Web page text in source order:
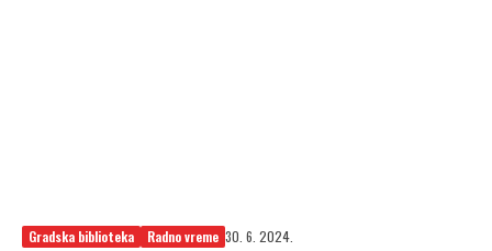
Gradska biblioteka Radno vreme 30. 6. 2024.